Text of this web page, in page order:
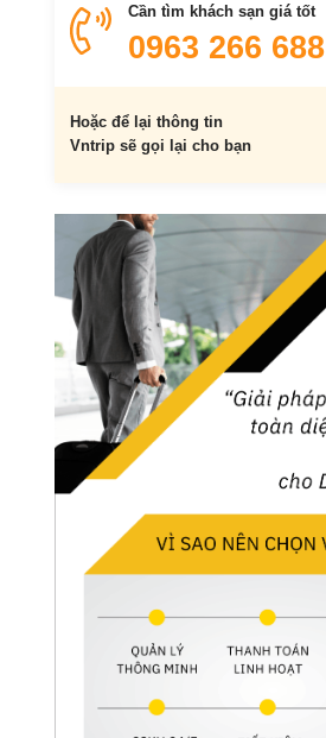
Cần tìm khách sạn giá tốt
0963 266 688
Hoặc để lại thông tin
Vntrip sẽ gọi lại cho bạn